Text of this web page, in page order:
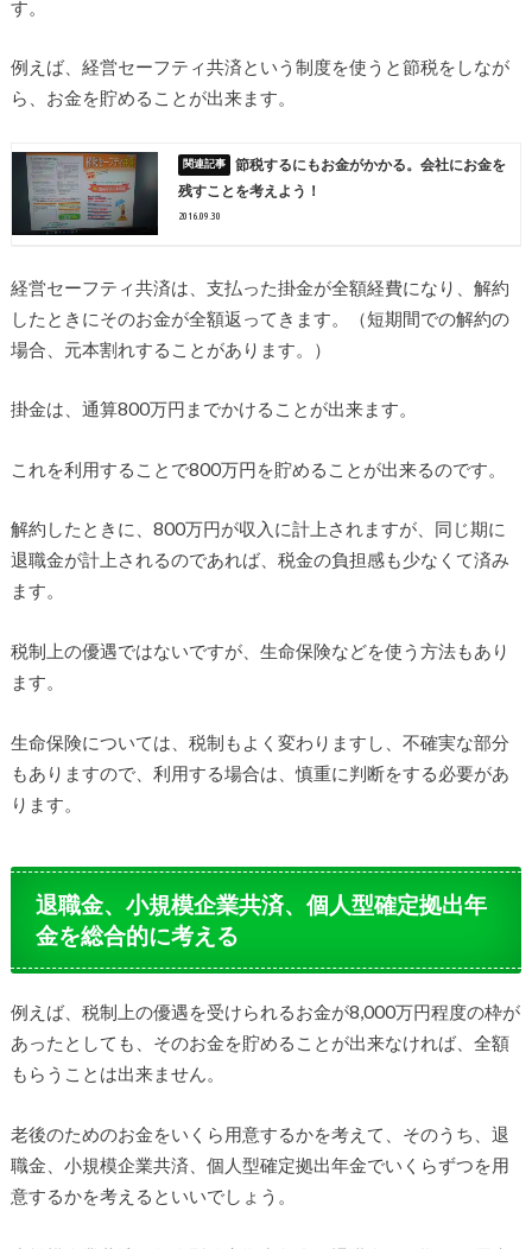
す。
例えば、経営セーフティ共済という制度を使うと節税をしなが
ら、お金を貯めることが出来ます。
節税するにもお金がかかる。会社にお金を
残すことを考えよう！
2016.09.30
経営セーフティ共済は、支払った掛金が全額経費になり、解約
したときにそのお金が全額返ってきます。（短期間での解約の
場合、元本割れすることがあります。）
掛金は、通算800万円までかけることが出来ます。
これを利用することで800万円を貯めることが出来るのです。
解約したときに、800万円が収入に計上されますが、同じ期に
退職金が計上されるのであれば、税金の負担感も少なくて済み
ます。
税制上の優遇ではないですが、生命保険などを使う方法もあり
ます。
生命保険については、税制もよく変わりますし、不確実な部分
もありますので、利用する場合は、慎重に判断をする必要があ
ります。
退職金、小規模企業共済、個人型確定拠出年
金を総合的に考える
例えば、税制上の優遇を受けられるお金が8,000万円程度の枠が
あったとしても、そのお金を貯めることが出来なければ、全額
もらうことは出来ません。
老後のためのお金をいくら用意するかを考えて、そのうち、退
職金、小規模企業共済、個人型確定拠出年金でいくらずつを用
意するかを考えるといいでしょう。